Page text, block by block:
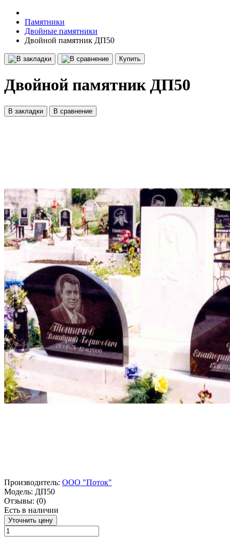
Памятники
Двойные памятники
Двойной памятник ДП50
Купить
Двойной памятник ДП50
В закладки В сравнение
Производитель: ООО "Поток"
Модель: ДП50
Отзывы: (0)
Есть в наличии
Уточнить цену